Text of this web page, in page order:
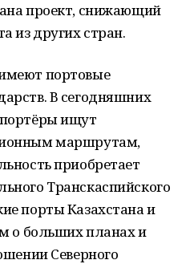
проект, снижающий
из других стран.
портовые
В сегодняшних
ищут
маршрутам,
приобретает
Транскаспийского
порты Казахстана и
о больших планах и
Северного